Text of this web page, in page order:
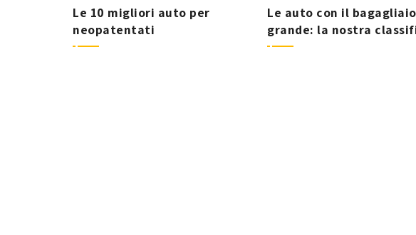
Le 10 migliori auto per
neopatentati
Le auto con il bagagliaio
grande: la nostra